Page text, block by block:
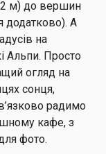
м) до вершин
додатково). А
на
Альпи. Просто
огляд на
сонця,
радимо
кафе, з
фото.